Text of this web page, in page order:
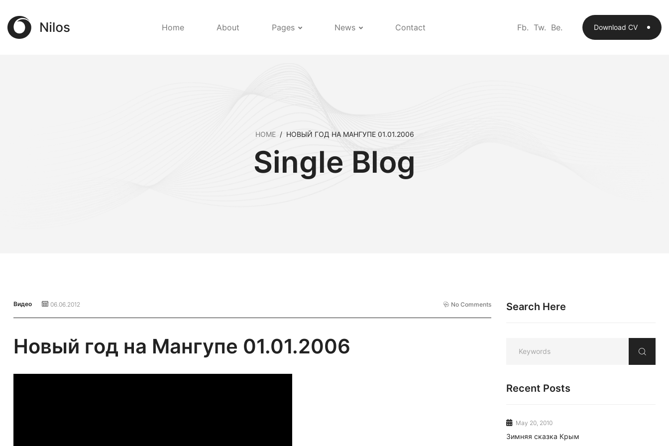
Home About Pages News Contact Fb. Tw. Be. Download CV
HOME / НОВЫЙ ГОД НА МАНГУПЕ 01.01.2006
Single Blog
Видео 06.06.2012 No Comments
Новый год на Мангупе 01.01.2006
Search Here
Recent Posts
May 20, 2010
Зимняя сказка Крым